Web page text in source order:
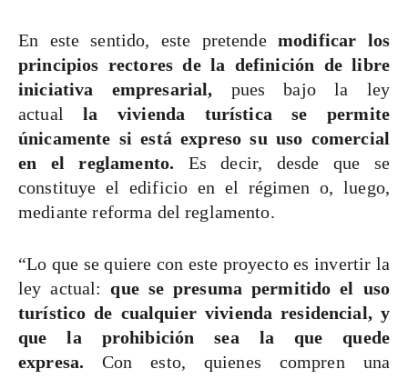
En este sentido, este pretendemodificar los
principios rectores de la definición de libre
iniciativa empresarial, pues bajo la ley
actual la vivienda turística se permite
únicamente si está expreso su uso comercial
en el reglamento. Es decir, desde que se
constituye el edificio en el régimen o, luego,
mediante reforma del reglamento.
“Lo que se quiere con este proyecto es invertir la
ley actual:que se presuma permitido el uso
turístico de cualquier vivienda residencial, y
que la prohibición sea la que quede
expresa.Con esto, quienes compren una